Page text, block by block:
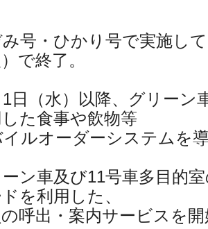
号・ひかり号で実施し
で終了。
日（水）以降、グリーン
た食事や飲物等
ルオーダーシステムを
ン車及び11号車多目的
を利用した、
呼出・案内サービスを開